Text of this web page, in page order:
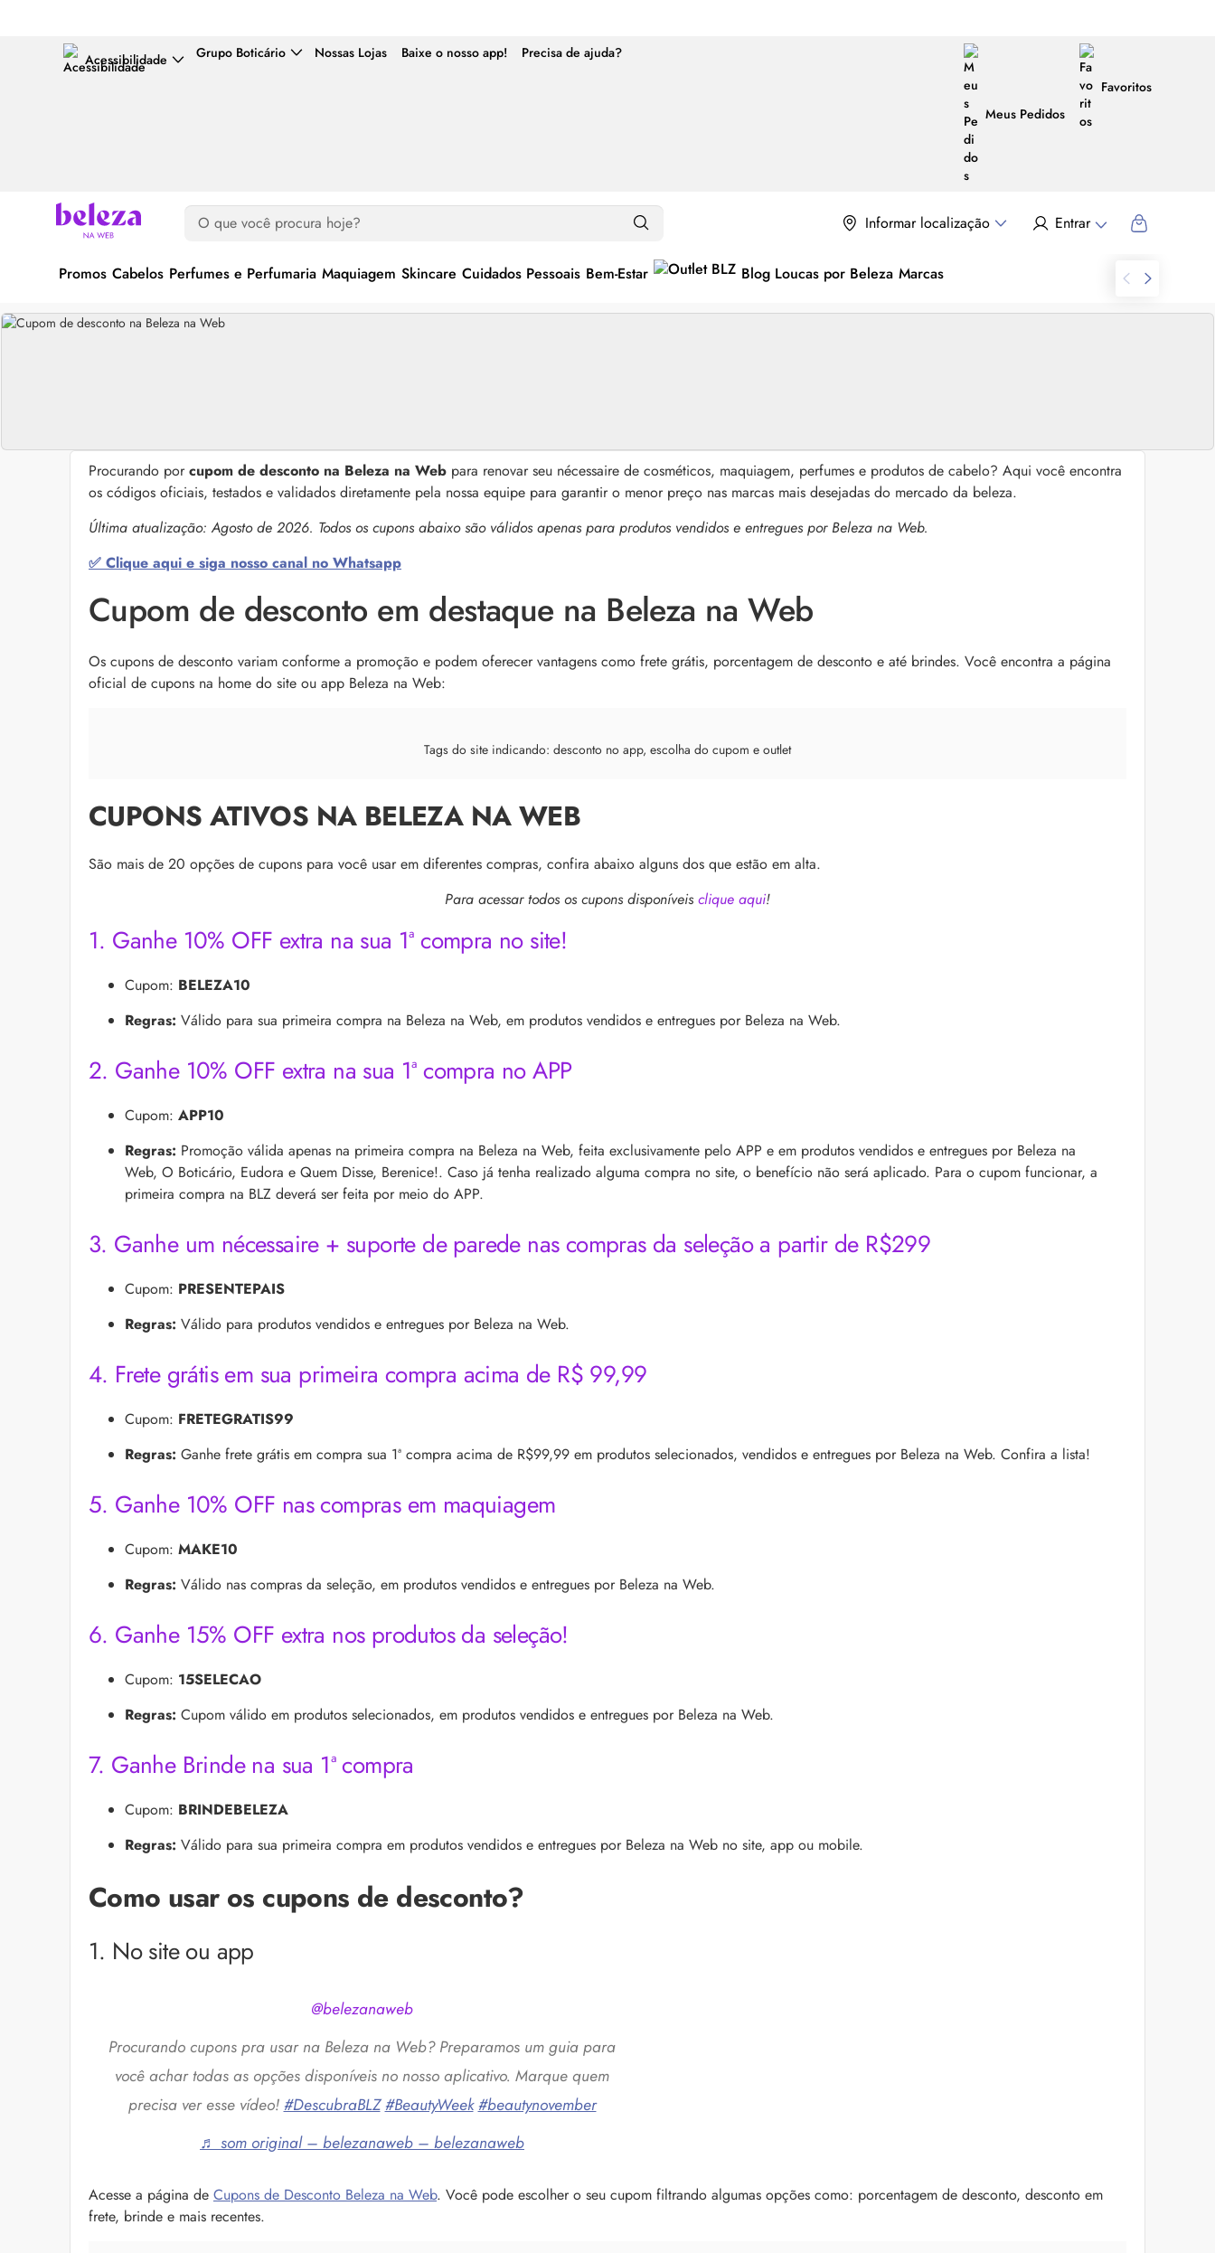
Acessibilidade Grupo Boticário Nossas Lojas Baixe o nosso app! Precisa de ajuda?
Meus Pedidos
Favoritos
Informar localização Entrar
Promos Cabelos Perfumes e Perfumaria Maquiagem Skincare Cuidados Pessoais Bem-Estar Blog Loucas por Beleza Marcas
Procurando porcupom de desconto na Beleza na Web para renovar seu nécessaire de cosméticos, maquiagem, perfumes e produtos de cabelo? Aqui você encontra
os códigos oficiais, testados e validados diretamente pela nossa equipe para garantir o menor preço nas marcas mais desejadas do mercado da beleza.
Última atualização: Agosto de 2026. Todos os cupons abaixo são válidos apenas para produtos vendidos e entregues por Beleza na Web.
✅ Clique aqui e siga nosso canal no Whatsapp
Cupom de desconto em destaque na Beleza na Web
Os cupons de desconto variam conforme a promoção e podem oferecer vantagens como frete grátis, porcentagem de desconto e até brindes. Você encontra a página
oficial de cupons na home do site ou app Beleza na Web:
Tags do site indicando: desconto no app, escolha do cupom e outlet
CUPONS ATIVOS NA BELEZA NA WEB
São mais de 20 opções de cupons para você usar em diferentes compras, confira abaixo alguns dos que estão em alta.
Para acessar todos os cupons disponíveis clique aqui!
1. Ganhe 10% OFF extra na sua 1ª compra no site!
Cupom: BELEZA10
Regras: Válido para sua primeira compra na Beleza na Web, em produtos vendidos e entregues por Beleza na Web.
2. Ganhe 10% OFF extra na sua 1ª compra no APP
Cupom: APP10
Regras: Promoção válida apenas na primeira compra na Beleza na Web, feita exclusivamente pelo APP e em produtos vendidos e entregues por Beleza na
Web, O Boticário, Eudora e Quem Disse, Berenice!. Caso já tenha realizado alguma compra no site, o benefício não será aplicado. Para o cupom funcionar, a
primeira compra na BLZ deverá ser feita por meio do APP.
3. Ganhe um nécessaire + suporte de parede nas compras da seleção a partir de R$299
Cupom: PRESENTEPAIS
Regras: Válido para produtos vendidos e entregues por Beleza na Web.
4. Frete grátis em sua primeira compra acima de R$ 99,99
Cupom: FRETEGRATIS99
Regras: Ganhe frete grátis em compra sua 1ª compra acima de R$99,99 em produtos selecionados, vendidos e entregues por Beleza na Web. Confira a lista!
5. Ganhe 10% OFF nas compras em maquiagem
Cupom: MAKE10
Regras: Válido nas compras da seleção, em produtos vendidos e entregues por Beleza na Web.
6. Ganhe 15% OFF extra nos produtos da seleção!
Cupom: 15SELECAO
Regras: Cupom válido em produtos selecionados, em produtos vendidos e entregues por Beleza na Web.
7. Ganhe Brinde na sua 1ª compra
Cupom: BRINDEBELEZA
Regras: Válido para sua primeira compra em produtos vendidos e entregues por Beleza na Web no site, app ou mobile.
Como usar os cupons de desconto?
1. No site ou app
@belezanaweb
Procurando cupons pra usar na Beleza na Web? Preparamos um guia para
você achar todas as opções disponíveis no nosso aplicativo. Marque quem
precisa ver esse vídeo! #DescubraBLZ #BeautyWeek #beautynovember
♬ som original – belezanaweb – belezanaweb
Acesse a página de Cupons de Desconto Beleza na Web. Você pode escolher o seu cupom filtrando algumas opções como: porcentagem de desconto, desconto em
frete, brinde e mais recentes.